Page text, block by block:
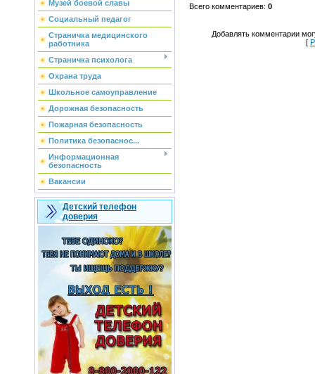
Музей боевой славы
Социальный педагог
Страничка медицинского
работника
Страничка психолога
Охрана труда
Школьное самоуправление
Дорожная безопасность
Пожарная безопасность
Политика безопаснос...
Информационная
безопасность
Вакансии
Детский телефон
доверия
Всего комментариев: 0
Добавлять комментарии
[